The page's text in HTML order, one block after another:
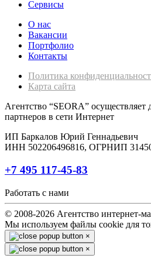
Сервисы
О нас
Вакансии
Портфолио
Контакты
Политика
Карта сайта
Агентство “SEORA” осуществляет
партнеров в сети Интернет
ИП Баркалов Юрий Геннадьевич
ИНН 502206496816, ОГРНИП
+7 495 117-45-83
Работать с нами
© 2008-2026 Агентство интернет-
Мы используем файлы cookie для
×
×